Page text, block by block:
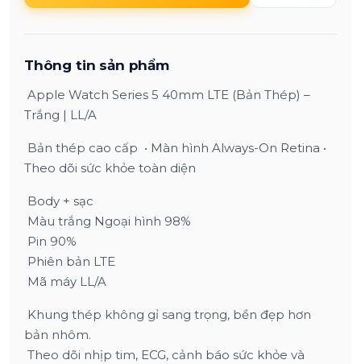
Thông tin sản phẩm
Apple Watch Series 5 40mm LTE (Bản Thép) –
Trắng | LL/A
Bản thép cao cấp • Màn hình Always-On Retina •
Theo dõi sức khỏe toàn diện
Body + sạc
Màu trắng Ngoại hình 98%
Pin 90%
Phiên bản LTE
Mã máy LL/A
Khung thép không gỉ sang trọng, bền đẹp hơn
bản nhôm.
Theo dõi nhịp tim, ECG, cảnh báo sức khỏe và